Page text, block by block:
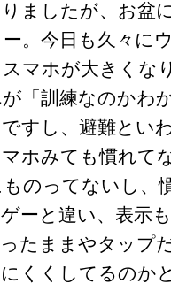
ましたが、お盆
。今日も久々に
マホが大きくな
「訓練なのかわ
すし、避難とい
ホみても慣れて
のってないし、
ーと違い、表示
たままやタップ
くくしてるのか